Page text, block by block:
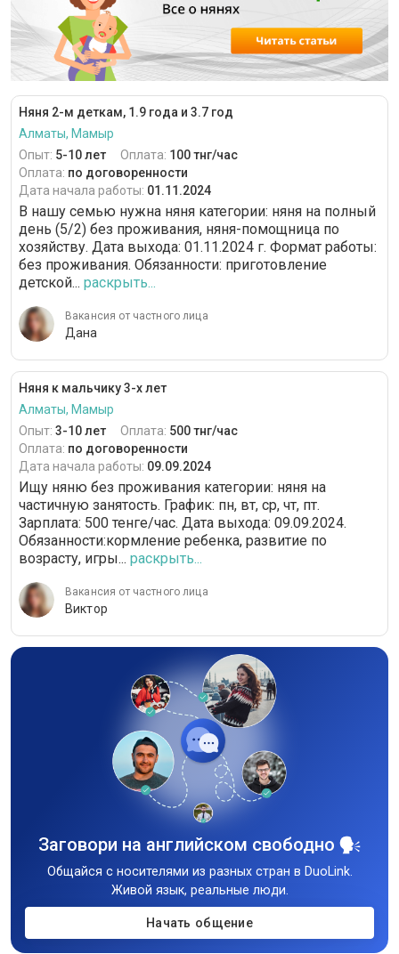
Няня 2-м деткам, 1.9 года и 3.7 год
Алматы, Мамыр
Опыт: 5-10 лет Оплата: 100 тнг/час
Оплата: по договоренности
Дата начала работы: 01.11.2024
В нашу семью нужна няня категории: няня на полный
день (5/2) без проживания, няня-помощница по
хозяйству. Дата выхода: 01.11.2024 г. Формат работы:
без проживания. Обязанности: приготовление
детской... раскрыть...
Вакансия от частного лица
Дана
Няня к мальчику 3-х лет
Алматы, Мамыр
Опыт: 3-10 лет Оплата: 500 тнг/час
Оплата: по договоренности
Дата начала работы: 09.09.2024
Ищу няню без проживания категории: няня на
частичную занятость. График: пн, вт, ср, чт, пт.
Зарплата: 500 тенге/час. Дата выхода: 09.09.2024.
Обязанности:кормление ребенка, развитие по
возрасту, игры... раскрыть...
Вакансия от частного лица
Виктор
Заговори на английском свободно
Общайся с носителями из разных стран в DuoLink.
Живой язык, реальные люди.
Начать общение